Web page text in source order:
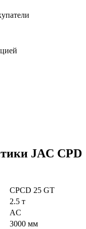
JAC CPD
CPCD 25 GT
2.5 т
AC
3000 мм